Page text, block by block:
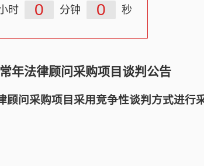
时 0 分钟 0 秒
年法律顾问采购项目谈判公告
问采购项目采用竞争性谈判方式进行采